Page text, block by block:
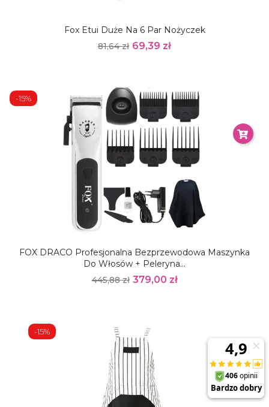
Fox Etui Duże Na 6 Par Nożyczek
81,64 zł 69,39 zł
FOX DRACO Profesjonalna Bezprzewodowa Maszynka
Do Włosów + Peleryna...
445,88 zł 379,00 zł
-15%
-15%